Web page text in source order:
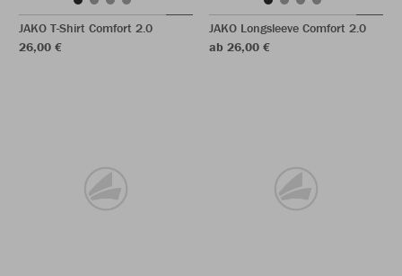
JAKO T-Shirt Comfort 2.0
26,00 €
JAKO Longsleeve Comfort 2.0
ab 26,00 €